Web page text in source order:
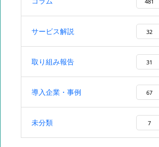
説
SEOセカンドオピニオンとは？
会社選びを解説
サービス解説 32
取り組み報告 31
導入企業・事例 67
未分類 7